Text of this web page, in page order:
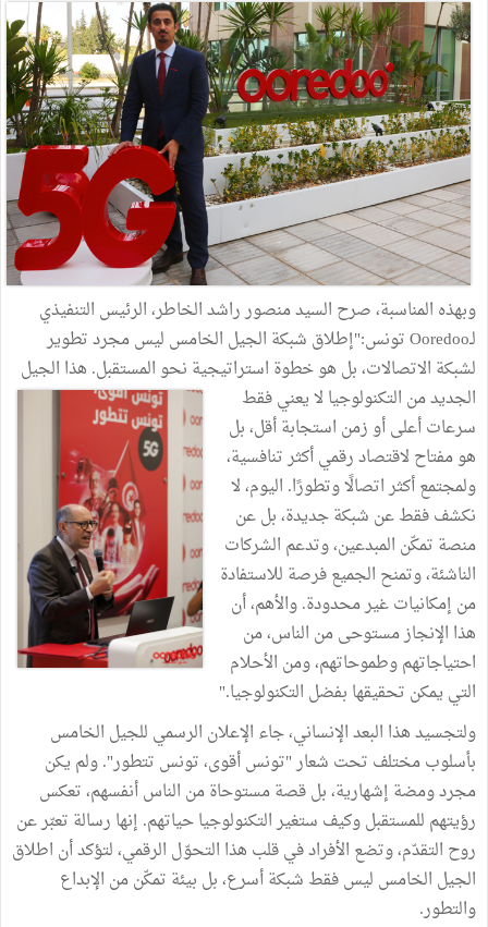
وبهذه المناسبة، صرح السيد منصور راشد الخاطر، الرئيس التنفيذي
لـOoredoo تونس:"إطلاق شبكة الجيل الخامس ليس مجرد تطوير
لشبكة الاتصالات، بل هو خطوة استراتيجية نحو المستقبل. هذا الجيل
الجديد من التكنولوجيا لا يعني فقط
سرعات أعلى أو زمن استجابة أقل، بل
هو مفتاح لاقتصاد رقمي أكثر تنافسية،
ولمجتمع أكثر اتصالًا وتطورًا. اليوم، لا
نكشف فقط عن شبكة جديدة، بل عن
منصة تمكّن المبدعين، وتدعم الشركات
الناشئة، وتمنح الجميع فرصة للاستفادة
من إمكانيات غير محدودة. والأهم، أن
هذا الإنجاز مستوحى من الناس، من
احتياجاتهم وطموحاتهم، ومن الأحلام
التي يمكن تحقيقها بفضل التكنولوجيا."
ولتجسيد هذا البعد الإنساني، جاء الإعلان الرسمي للجيل الخامس
بأسلوب مختلف تحت شعار "تونس أقوى، تونس تتطور". ولم يكن
مجرد ومضة إشهارية، بل قصة مستوحاة من الناس أنفسهم، تعكس
رؤيتهم للمستقبل وكيف ستغير التكنولوجيا حياتهم. إنها رسالة تعبّر عن
روح التقدّم، وتضع الأفراد في قلب هذا التحوّل الرقمي، لتؤكد أن اطلاق
الجيل الخامس ليس فقط شبكة أسرع، بل بيئة تمكّن من الإبداع
والتطور.